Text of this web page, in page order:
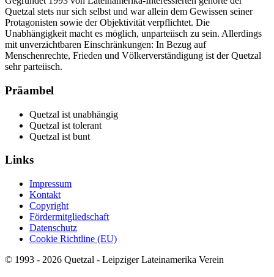
Quetzal stets nur sich selbst und war allein dem Gewissen seiner
Protagonisten sowie der Objektivität verpflichtet. Die
Unabhängigkeit macht es möglich, unparteiisch zu sein. Allerdings
mit unverzichtbaren Einschränkungen: In Bezug auf
Menschenrechte, Frieden und Völkerverständigung ist der Quetzal
sehr parteiisch.
Präambel
Quetzal ist unabhängig
Quetzal ist tolerant
Quetzal ist bunt
Links
Impressum
Kontakt
Copyright
Fördermitgliedschaft
Datenschutz
Cookie Richtline (EU)
© 1993 - 2026 Quetzal - Leipziger Lateinamerika Verein